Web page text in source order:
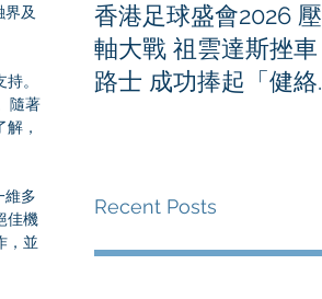
及
。
隨著
，
維多
佳機
，並
香港足球盛會2026 壓
軸大戰 祖雲達斯挫車
路士 成功捧起「健絡
Recent Posts